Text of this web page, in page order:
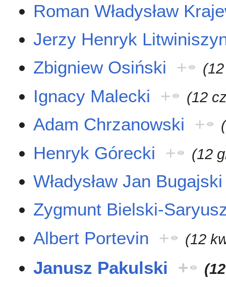
Roman Władysław
Jerzy Henryk
Zbigniew Osiński
+
Ignacy Malecki + (12
Adam Chrzanowski +
Henryk Górecki + (12
Władysław Jan Bugajski
Zygmunt Bielski-
Albert Portevin + (12
Janusz Pakulski +